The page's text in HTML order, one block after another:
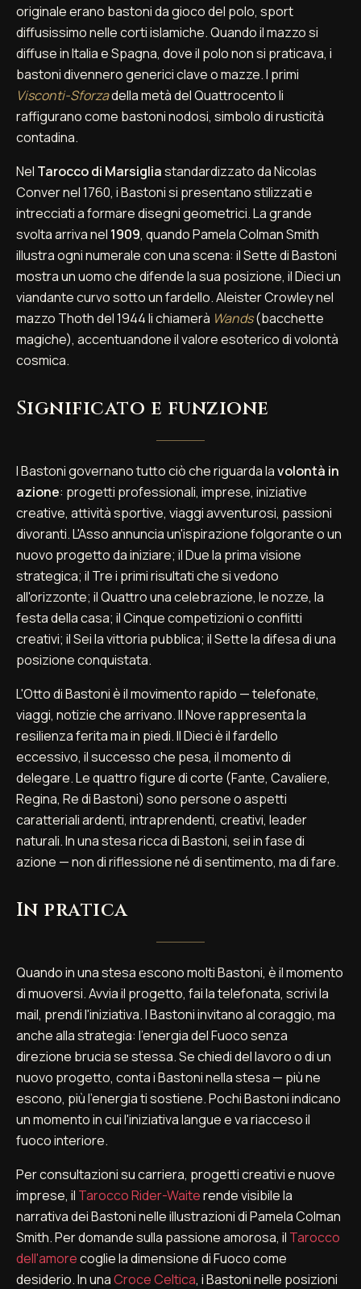
originale erano bastoni da gioco del polo, sport
diffusissimo nelle corti islamiche. Quando il mazzo si
diffuse in Italia e Spagna, dove il polo non si praticava, i
bastoni divennero generici clave o mazze. I primi
Visconti-Sforzadella metà del Quattrocento li
raffigurano come bastoni nodosi, simbolo di rusticità
contadina.
Nel Tarocco di Marsigliastandardizzato da Nicolas
Conver nel 1760, i Bastoni si presentano stilizzati e
intrecciati a formare disegni geometrici. La grande
svolta arriva nel 1909, quando Pamela Colman Smith
illustra ogni numerale con una scena: il Sette di Bastoni
mostra un uomo che difende la sua posizione, il Dieci un
viandante curvo sotto un fardello. Aleister Crowley nel
mazzo Thoth del 1944 li chiamerà Wands(bacchette
magiche), accentuandone il valore esoterico di volontà
cosmica.
Significato e funzione
I Bastoni governano tutto ciò che riguarda lavolontà in
azione: progetti professionali, imprese, iniziative
creative, attività sportive, viaggi avventurosi, passioni
divoranti. L'Asso annuncia un'ispirazione folgorante o un
nuovo progetto da iniziare; il Due la prima visione
strategica; il Tre i primi risultati che si vedono
all'orizzonte; il Quattro una celebrazione, le nozze, la
festa della casa; il Cinque competizioni o conflitti
creativi; il Sei la vittoria pubblica; il Sette la difesa di una
posizione conquistata.
L'Otto di Bastoni è il movimento rapido — telefonate,
viaggi, notizie che arrivano. Il Nove rappresenta la
resilienza ferita ma in piedi. Il Dieci è il fardello
eccessivo, il successo che pesa, il momento di
delegare. Le quattro figure di corte (Fante, Cavaliere,
Regina, Re di Bastoni) sono persone o aspetti
caratteriali ardenti, intraprendenti, creativi, leader
naturali. In una stesa ricca di Bastoni, sei in fase di
azione — non di riflessione né di sentimento, ma di fare.
In pratica
Quando in una stesa escono molti Bastoni, è il momento
di muoversi. Avvia il progetto, fai la telefonata, scrivi la
mail, prendi l'iniziativa. I Bastoni invitano al coraggio, ma
anche alla strategia: l'energia del Fuoco senza
direzione brucia se stessa. Se chiedi del lavoro o di un
nuovo progetto, conta i Bastoni nella stesa — più ne
escono, più l'energia ti sostiene. Pochi Bastoni indicano
un momento in cui l'iniziativa langue e va riacceso il
fuoco interiore.
Per consultazioni su carriera, progetti creativi e nuove
imprese, il Tarocco Rider-Waiterende visibile la
narrativa dei Bastoni nelle illustrazioni di Pamela Colman
Smith. Per domande sulla passione amorosa, il Tarocco
dell'amorecoglie la dimensione di Fuoco come
desiderio. In unaCroce Celtica, i Bastoni nelle posizioni